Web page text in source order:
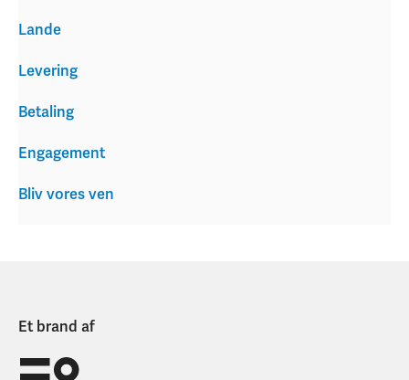
Levering
Betaling
Engagement
Bliv vores ven
Lande
Et brand af